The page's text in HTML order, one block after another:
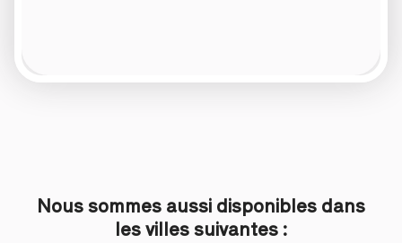
Nous sommes aussi disponibles dans
les villes suivantes :